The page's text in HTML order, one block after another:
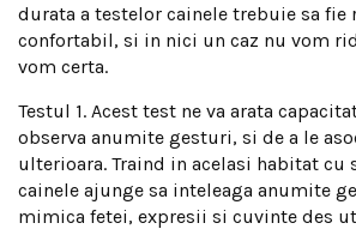
durata a testelor cainele trebuie sa fie
confortabil, si in nici un caz nu vom
vom certa.
Testul 1. Acest test ne va arata
observa anumite gesturi, si de a le
ulterioara. Traind in acelasi habitat cu
cainele ajunge sa inteleaga anumite
mimica fetei, expresii si cuvinte des